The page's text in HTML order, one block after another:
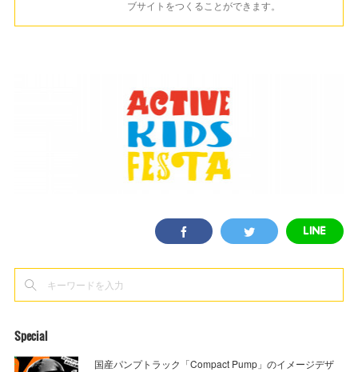
ブサイトをつくることができます。
Special
国産パンプトラック「Compact Pump」のイメージデザ